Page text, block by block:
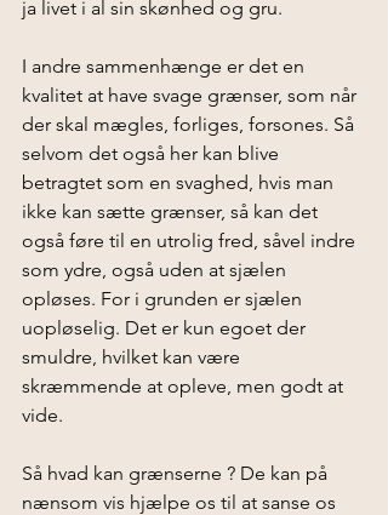
ja livet i al sin skønhed og gru.
I andre sammenhænge er det en
kvalitet at have svage grænser, som når
der skal mægles, forliges, forsones. Så
selvom det også her kan blive
betragtet som en svaghed, hvis man
ikke kan sætte grænser, så kan det
også føre til en utrolig fred, såvel indre
som ydre, også uden at sjælen
opløses. For i grunden er sjælen
uopløselig. Det er kun egoet der
smuldre, hvilket kan være
skræmmende at opleve, men godt at
vide.
Så hvad kan grænserne ? De kan på
nænsom vis hjælpe os til at sanse os